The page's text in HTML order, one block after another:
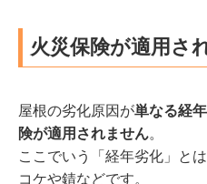
火災保険が適用さ
屋根の劣化原因が単なる経
険が適用されません。
ここでいう「経年劣化」と
コケや錆などです。